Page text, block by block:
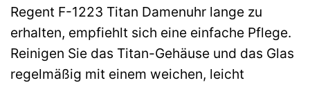
Regent F-1223 Titan Damenuhr lange zu
erhalten, empfiehlt sich eine einfache Pflege.
Reinigen Sie das Titan-Gehäuse und das Glas
regelmäßig mit einem weichen, leicht